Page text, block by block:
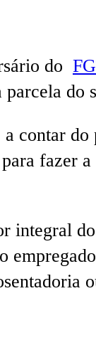
do
do
contar
fazer
integral